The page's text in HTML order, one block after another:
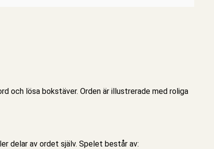
och lösa bokstäver. Orden är illustrerade med roliga
delar av ordet själv. Spelet består av: